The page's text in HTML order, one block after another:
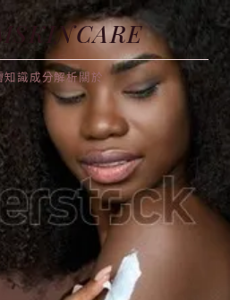
知識成分解析關於